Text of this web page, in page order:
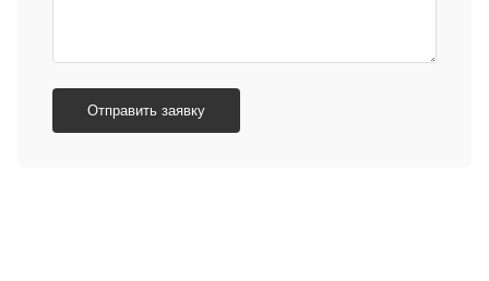
Отправить заявку